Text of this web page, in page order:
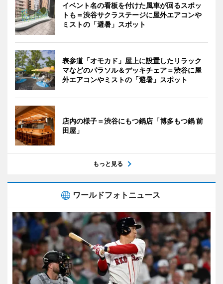
イベント名の看板を付けた風車が回るスポッ
トも＝渋谷サクラステージに屋外エアコンや
ミストの「避暑」スポット
表参道「オモカド」屋上に設置したリラック
マなどのパラソル＆デッキチェア＝渋谷に屋
外エアコンやミストの「避暑」スポット
店内の様子＝渋谷にもつ鍋店「博多もつ鍋 前
田屋」
もっと見る
ワールドフォトニュース